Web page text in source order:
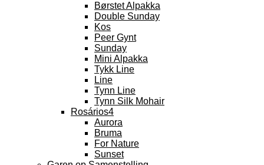
Børstet Alpakka
Double Sunday
Kos
Peer Gynt
Sunday
Mini Alpakka
Tykk Line
Line
Tynn Line
Tynn Silk Mohair
Rosários4
Aurora
Bruma
For Nature
Sunset